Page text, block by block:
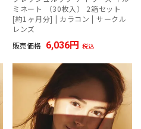
ミネート （30枚入） 2箱セット
[約1ヶ月分] | カラコン | サークル
レンズ
販売価格 6,036 税込